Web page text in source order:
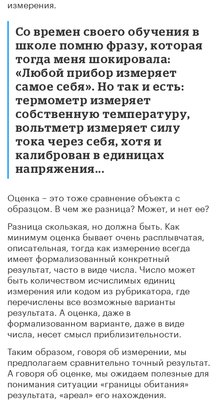
измерения.
Со времен своего обучения в
школе помню фразу, которая
тогда меня шокировала:
«Любой прибор измеряет
самое себя». Но так и есть:
термометр измеряет
собственную температуру,
вольтметр измеряет силу
тока через себя, хотя и
калиброван в единицах
напряжения...
Оценка – это тоже сравнение объекта с
образцом. В чем же разница? Может, и нет ее?
Разница скользкая, но должна быть. Как
минимум оценка бывает очень расплывчатая,
описательная, тогда как измерение всегда
имеет формализованный конкретный
результат, часто в виде числа. Число может
быть количеством исчислимых единиц
измерения или кодом из рубрикатора, где
перечислены все возможные варианты
результата. А оценка, даже в
формализованном варианте, даже в виде
числа, несет смысл приблизительности.
Таким образом, говоря об измерении, мы
предполагаем сравнительно точный результат.
А говоря об оценке, мы ожидаем полезные для
понимания ситуации «границы обитания»
результата, «ареал» его нахождения.